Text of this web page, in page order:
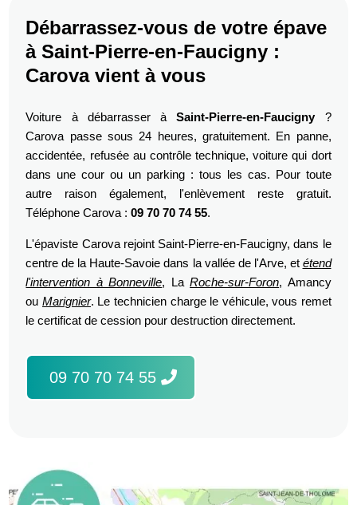
Débarrassez-vous de votre épave
à Saint-Pierre-en-Faucigny :
Carova vient à vous
Voiture à débarrasser àSaint-Pierre-en-Faucigny?
Carova passe sous 24 heures, gratuitement. En panne,
accidentée, refusée au contrôle technique, voiture qui dort
dans une cour ou un parking : tous les cas. Pour toute
autre raison également, l'enlèvement reste gratuit.
Téléphone Carova :09 70 70 74 55.
L'épaviste Carova rejoint Saint-Pierre-en-Faucigny, dans le
centre de la Haute-Savoie dans la vallée de l'Arve, et étend
l'intervention à Bonneville, LaRoche-sur-Foron, Amancy
ou Marignier. Le technicien charge le véhicule, vous remet
le certificat de cession pour destruction directement.
09 70 70 74 55